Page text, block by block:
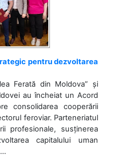
pentru dezvoltarea
Ferată din Moldova” și
au încheiat un Acord
consolidarea cooperării
feroviar. Parteneriatul
profesionale, susținerea
capitalului uman